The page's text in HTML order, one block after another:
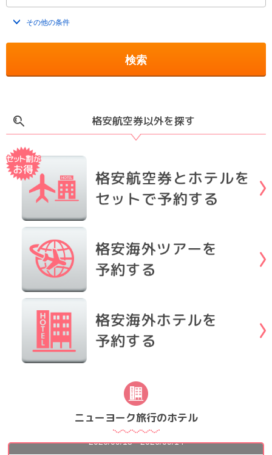
トグルを開く
その他の条件
検索
格安航空券以外を探す
ニューヨーク旅行のホテル
ザ マンハッタン アット タイムズスクエア
2026/09/13 - 2026/09/14